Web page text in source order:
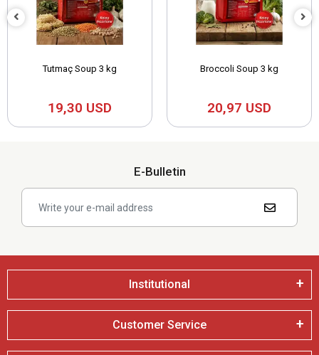
Tutmaç Soup 3 kg
19,30 USD
Broccoli Soup 3 kg
20,97 USD
E-Bulletin
Institutional
Customer Service